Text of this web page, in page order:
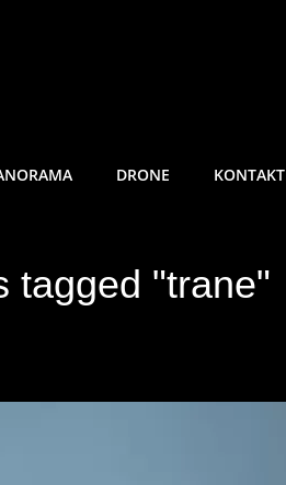
DRONE KONTAKT
tagged "trane"